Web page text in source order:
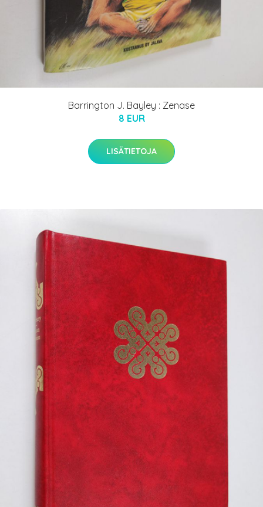
Barrington J. Bayley : Zenase
8 EUR
LISÄTIETOJA